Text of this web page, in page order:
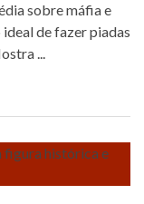
sobre máfia e
de fazer piadas
...